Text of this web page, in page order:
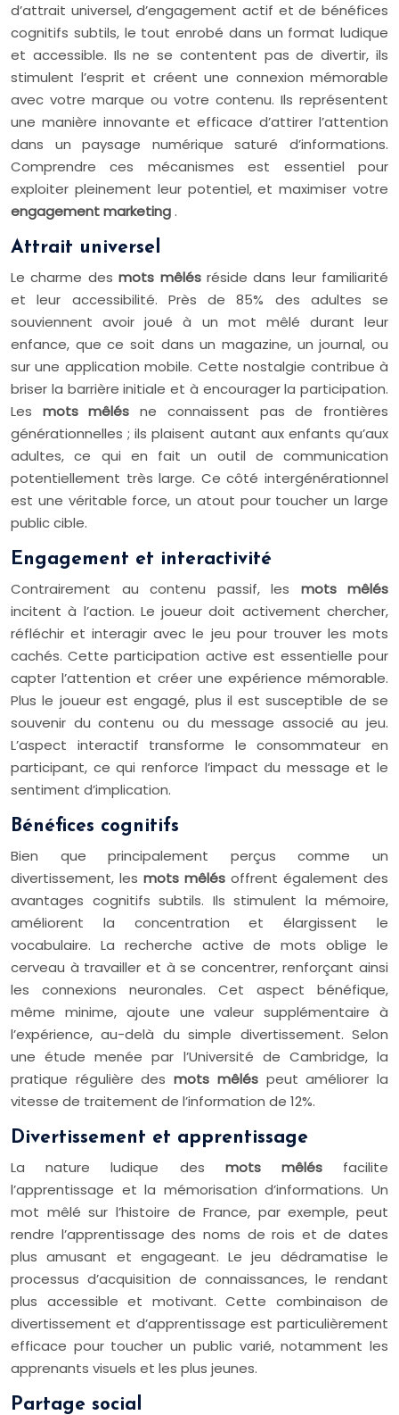
d’attrait universel, d’engagement actif et de bénéfices
cognitifs subtils, le tout enrobé dans un format ludique
et accessible. Ils ne se contentent pas de divertir, ils
stimulent l’esprit et créent une connexion mémorable
avec votre marque ou votre contenu. Ils représentent
une manière innovante et efficace d’attirer l’attention
dans un paysage numérique saturé d’informations.
Comprendre ces mécanismes est essentiel pour
exploiter pleinement leur potentiel, et maximiser votre
engagement marketing.
Attrait universel
Le charme desmots mêlés réside dans leur familiarité
et leur accessibilité. Près de 85% des adultes se
souviennent avoir joué à un mot mêlé durant leur
enfance, que ce soit dans un magazine, un journal, ou
sur une application mobile. Cette nostalgie contribue à
briser la barrière initiale et à encourager la participation.
Les mots mêlésne connaissent pas de frontières
générationnelles ; ils plaisent autant aux enfants qu’aux
adultes, ce qui en fait un outil de communication
potentiellement très large. Ce côté intergénérationnel
est une véritable force, un atout pour toucher un large
public cible.
Engagement et interactivité
Contrairement au contenu passif, les mots mêlés
incitent à l’action. Le joueur doit activement chercher,
réfléchir et interagir avec le jeu pour trouver les mots
cachés. Cette participation active est essentielle pour
capter l’attention et créer une expérience mémorable.
Plus le joueur est engagé, plus il est susceptible de se
souvenir du contenu ou du message associé au jeu.
L’aspect interactif transforme le consommateur en
participant, ce qui renforce l’impact du message et le
sentiment d’implication.
Bénéfices cognitifs
Bien que principalement perçus comme un
divertissement, les mots mêlés offrent également des
avantages cognitifs subtils. Ils stimulent la mémoire,
améliorent la concentration et élargissent le
vocabulaire. La recherche active de mots oblige le
cerveau à travailler et à se concentrer, renforçant ainsi
les connexions neuronales. Cet aspect bénéfique,
même minime, ajoute une valeur supplémentaire à
l’expérience, au-delà du simple divertissement. Selon
une étude menée par l’Université de Cambridge, la
pratique régulière desmots mêlés peut améliorer la
vitesse de traitement de l’information de 12%.
Divertissement et apprentissage
La nature ludique des mots mêlés facilite
l’apprentissage et la mémorisation d’informations. Un
mot mêlé sur l’histoire de France, par exemple, peut
rendre l’apprentissage des noms de rois et de dates
plus amusant et engageant. Le jeu dédramatise le
processus d’acquisition de connaissances, le rendant
plus accessible et motivant. Cette combinaison de
divertissement et d’apprentissage est particulièrement
efficace pour toucher un public varié, notamment les
apprenants visuels et les plus jeunes.
Partage social